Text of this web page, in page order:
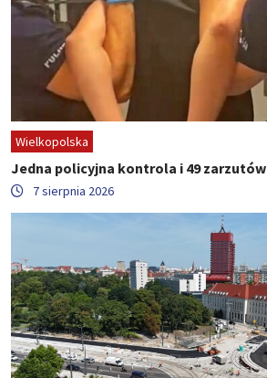
Wielkopolska
Jedna policyjna kontrola i 49 zarzutów
7 sierpnia 2026